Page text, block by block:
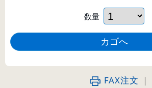
数量
FAX注文 ｜